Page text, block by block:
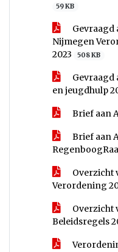
59 KB
Gevraagd
Nijmegen
2023
508 KB
Gevraagd
en jeugdhulp
Brief aan
Brief aan
Overzicht
Verordening
Overzicht
Beleidsregels